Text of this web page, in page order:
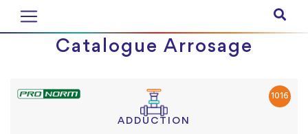
Catalogue Arrosage
1016
ADDUCTION